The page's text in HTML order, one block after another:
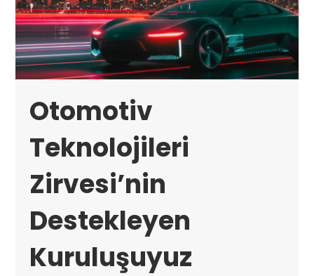
Otomotiv
Teknolojileri
Zirvesi’nin
Destekleyen
Kuruluşuyuz